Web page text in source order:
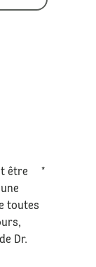
être
toutes
Dr.
*